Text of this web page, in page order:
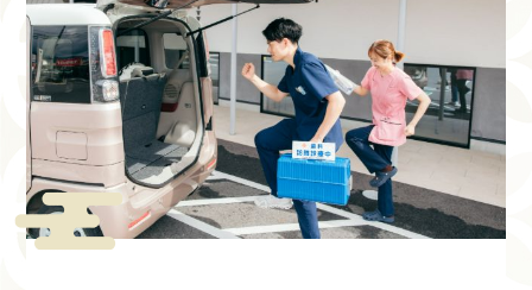
3・7・10・14・17・21・24・29・30・31
WEB予約、電話予約開始しております。
2023.10.31
11月の休診日
11月の休診日は下記の通りです。
※木曜、日曜、祝日がお休みとなります。 祝日のある週は